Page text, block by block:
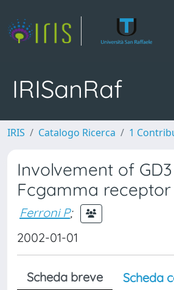
IRISanRaf
IRIS Catalogo Ricerca 1
Involvement of
Fcgamma receptor
Ferroni P;
2002-01-01
Scheda breve Scheda